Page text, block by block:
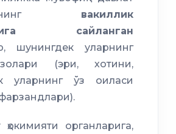
вакиллик
сайланган
шунингдек уларнинг
(эри, хотини,
уларнинг ўз оиласи
ҳокимияти органларига,